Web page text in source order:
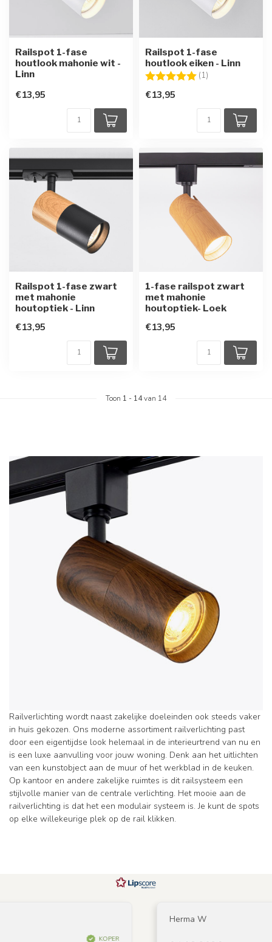
Railspot 1-fase
houtlook mahonie wit -
Linn
€13,95
Railspot 1-fase
houtlook eiken - Linn
Beoordeling: (1)
€13,95
Railspot 1-fase zwart
met mahonie
houtoptiek - Linn
€13,95
1-fase railspot zwart
met mahonie
houtoptiek- Loek
€13,95
Toon 1 - 14van 14
Railverlichting wordt naast zakelijke doeleinden ook steeds vaker
in huis gekozen. Ons moderne assortiment railverlichting past
door een eigentijdse look helemaal in de interieurtrend van nu en
is een luxe aanvulling voor jouw woning. Denk aan het uitlichten
van een kunstobject aan de muur of het werkblad in de keuken.
Op kantoor en andere zakelijke ruimtes is dit railsysteem een
stijlvolle manier van de centrale verlichting. Het mooie aan de
railverlichting is dat het een modulair systeem is. Je kunt de spots
op elke willekeurige plek op de rail klikken.
KOPER
Herma W